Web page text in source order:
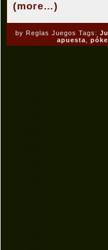
(more…)
by Reglas Juegos Tags:
apuesta